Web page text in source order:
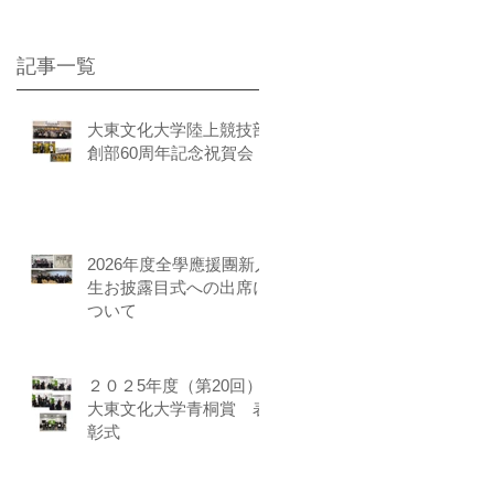
記事一覧
大東文化大学陸上競技部
創部60周年記念祝賀会
2026年度全學應援團新入
生お披露目式への出席に
ついて
２０２5年度（第20回）
大東文化大学青桐賞 表
彰式